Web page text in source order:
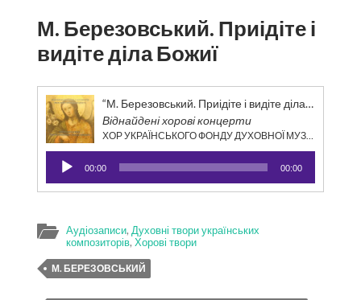
М. Березовський. Приідіте і
видіте діла Божиї
“М. Березовський. Приідіте і видіте діла Божиї”
Віднайдені хорові концерти
Аудіопрогравач
00:00 00:00
Аудіозаписи, Духовні твори українських
композиторів,Хорові твори
М. БЕРЕЗОВСЬКИЙ